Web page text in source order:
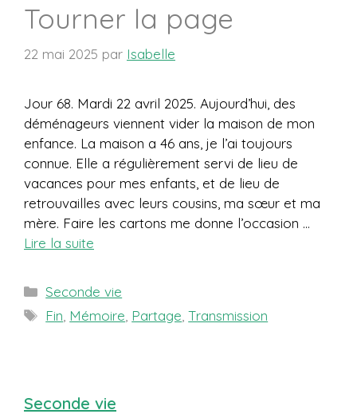
Tourner la page
22 mai 2025 par Isabelle
Jour 68. Mardi 22 avril 2025. Aujourd’hui, des
déménageurs viennent vider la maison de mon
enfance. La maison a 46 ans, je l’ai toujours
connue. Elle a régulièrement servi de lieu de
vacances pour mes enfants, et de lieu de
retrouvailles avec leurs cousins, ma sœur et ma
mère. Faire les cartons me donne l’occasion …
Lire la suite
Catégories
Seconde vie
Étiquettes
Fin Mémoire Partage ,Transmission
Seconde vie